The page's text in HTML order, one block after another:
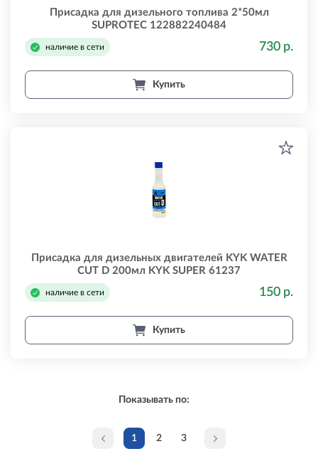
Присадка для дизельного топлива 2*50мл
SUPROTEC 122882240484
наличие в сети 730 р.
Купить
Присадка для дизельных двигателей KYK WATER
CUT D 200мл KYK SUPER 61237
наличие в сети 150 р.
Купить
Показывать по:
1 2 3